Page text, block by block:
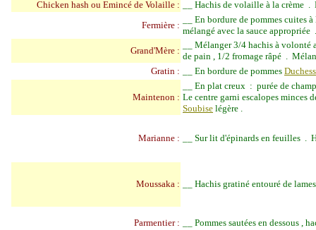
Chicken hash ou Emincé de Volaille :
Hachis de volaille à la crème .
Fermière :
En bordure de pommes cuites
mélangé avec la sauce
Grand'Mère :
Mélanger 3/4 hachis à volonté
de pain , 1/2 fromage râpé .
Gratin :
En bordure de pommes
Maintenon :
En plat creux : purée de
Le centre garni escalopes minces
Soubise légère .
Marianne : Sur lit d'épinards en feuilles .
Moussaka : Hachis gratiné entouré de
Parmentier : Pommes sautées en dessous ,